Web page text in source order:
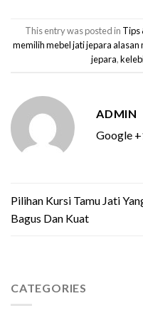
This entry was posted in Tips
memilih mebel jati jepara
jepara,
ADMIN
Google
Pilihan Kursi Tamu Jati
Bagus Dan Kuat
CATEGORIES